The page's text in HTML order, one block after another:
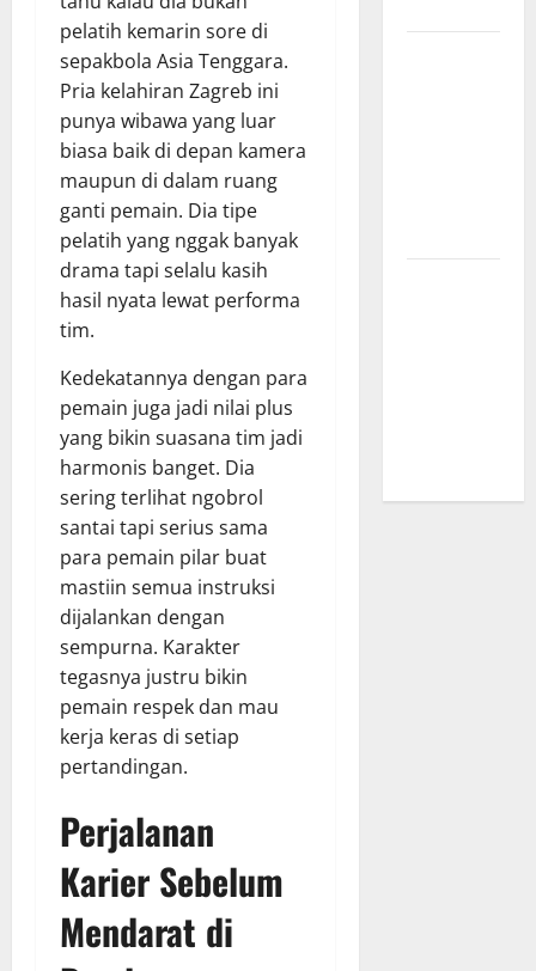
pelatih kemarin sore di
sepakbola Asia Tenggara.
Pria kelahiran Zagreb ini
punya wibawa yang luar
biasa baik di depan kamera
maupun di dalam ruang
ganti pemain. Dia tipe
pelatih yang nggak banyak
drama tapi selalu kasih
hasil nyata lewat performa
tim.
Kedekatannya dengan para
pemain juga jadi nilai plus
yang bikin suasana tim jadi
harmonis banget. Dia
sering terlihat ngobrol
santai tapi serius sama
para pemain pilar buat
mastiin semua instruksi
dijalankan dengan
sempurna. Karakter
tegasnya justru bikin
pemain respek dan mau
kerja keras di setiap
pertandingan.
Perjalanan
Karier Sebelum
Mendarat di